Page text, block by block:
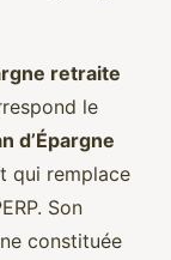
retraite
le
d’Épargne
qui remplace
Son
constituée